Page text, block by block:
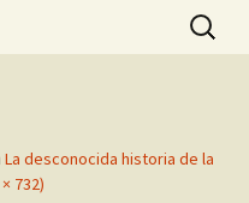
Buscar:
La desconocida historia de la
732)